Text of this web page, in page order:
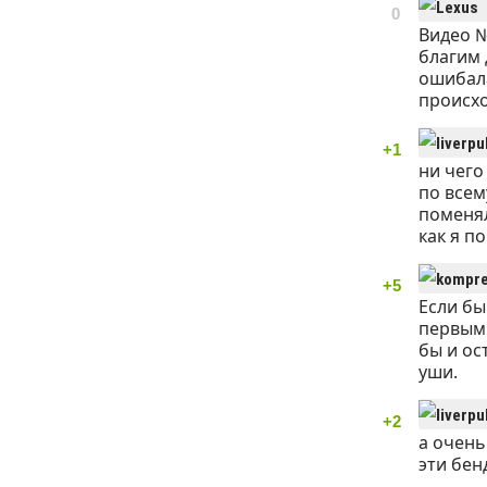
0
Видео
благим
+1
ни
по
как я
+5
Если
первым
бы и
уши.
+2
а
эти